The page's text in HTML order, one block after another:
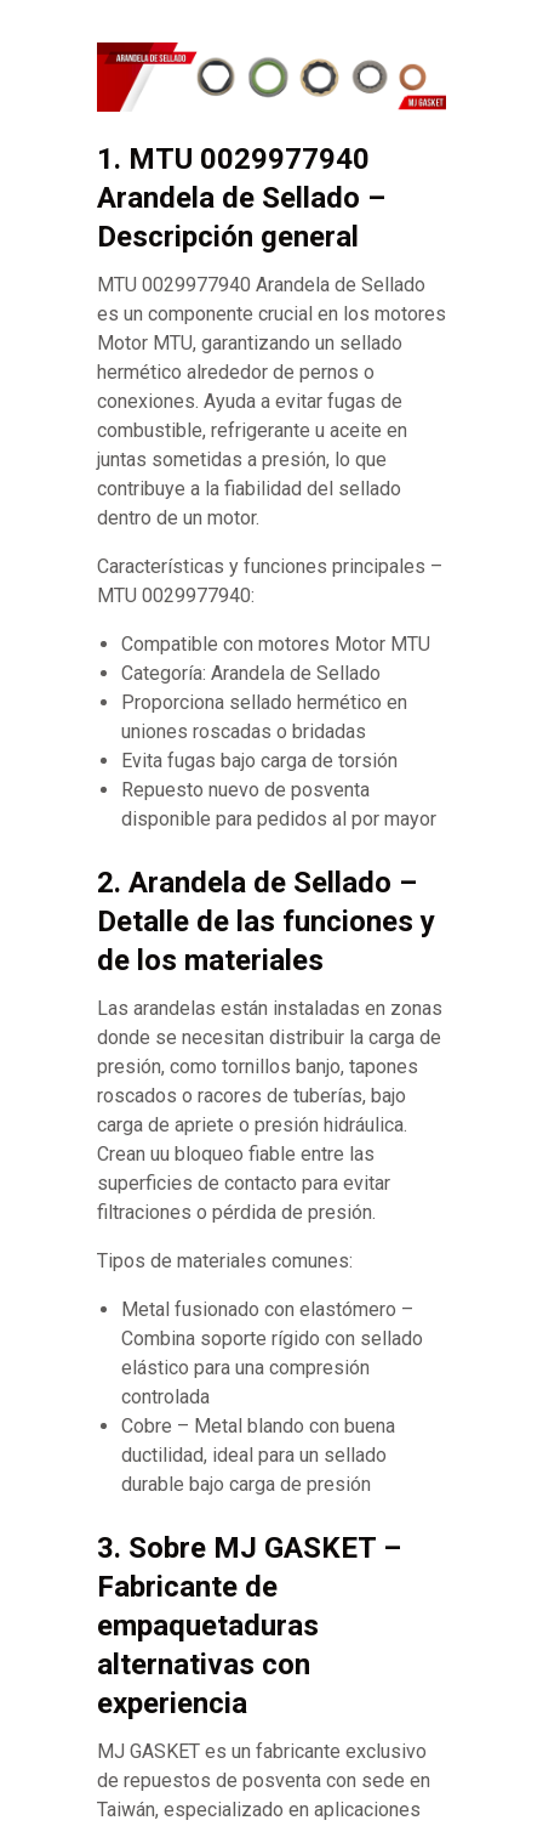
1. MTU 0029977940
Arandela de Sellado –
Descripción general
MTU 0029977940 Arandela de Sellado
es un componente crucial en los motores
Motor MTU, garantizando un sellado
hermético alrededor de pernos o
conexiones. Ayuda a evitar fugas de
combustible, refrigerante u aceite en
juntas sometidas a presión, lo que
contribuye a la fiabilidad del sellado
dentro de un motor.
Características y funciones principales –
MTU 0029977940:
Compatible con motores Motor MTU
Categoría: Arandela de Sellado
Proporciona sellado hermético en
uniones roscadas o bridadas
Evita fugas bajo carga de torsión
Repuesto nuevo de posventa
disponible para pedidos al por mayor
2. Arandela de Sellado –
Detalle de las funciones y
de los materiales
Las arandelas están instaladas en zonas
donde se necesitan distribuir la carga de
presión, como tornillos banjo, tapones
roscados o racores de tuberías, bajo
carga de apriete o presión hidráulica.
Crean uu bloqueo fiable entre las
superficies de contacto para evitar
filtraciones o pérdida de presión.
Tipos de materiales comunes:
Metal fusionado con elastómero –
Combina soporte rígido con sellado
elástico para una compresión
controlada
Cobre – Metal blando con buena
ductilidad, ideal para un sellado
durable bajo carga de presión
3. Sobre MJ GASKET –
Fabricante de
empaquetaduras
alternativas con
experiencia
MJ GASKET es un fabricante exclusivo
de repuestos de posventa con sede en
Taiwán, especializado en aplicaciones